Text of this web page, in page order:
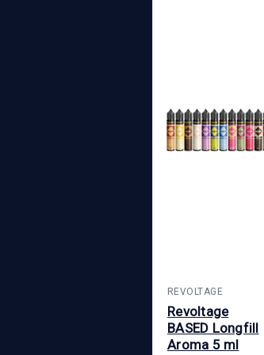
REVOLTAGE
Revoltage
BASED Longfill
Aroma 5 ml